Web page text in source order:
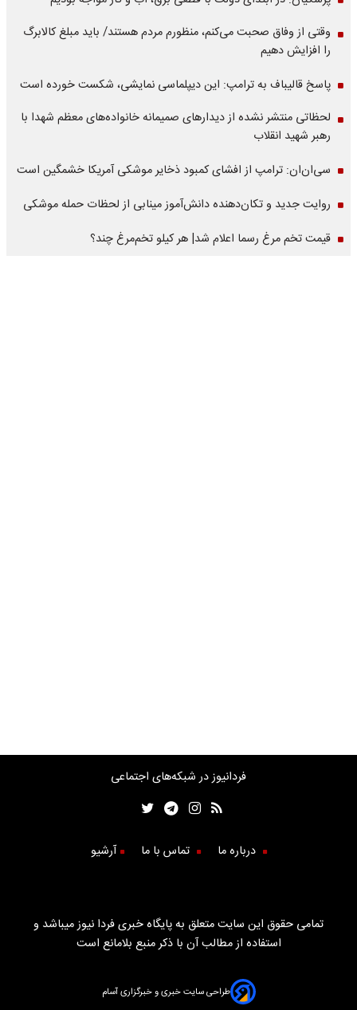
وقتی از وفاق صحبت می‌کنم، منظورم مردم هستند/ باید مبلغ کالابرگ
را افزایش دهیم
پاسخ قالیباف به ترامپ: این دیپلماسی نمایشی، شکست خورده است
لحظاتی منتشر نشده از دیدارهای صمیمانه خانواده‌های معظم شهدا با
رهبر شهید انقلاب
سی‌ان‌ان: ترامپ از افشای کمبود ذخایر موشکی آمریکا خشمگین است
روایت جدید و تکان‌دهنده دانش‌آموز مینابی از لحظات حمله موشکی
قیمت تخم مرغ رسما اعلام شد| هر کیلو تخم‌مرغ چند؟
فردانیوز در شبکه‌های اجتماعی
درباره ما تماس با ما آرشیو
تمامی حقوق این سایت متعلق به پایگاه خبری فردا نیوز میباشد و
استفاده از مطالب آن با ذکر منبع بلامانع است
طراحی سایت خبری و خبرگزاری آسام